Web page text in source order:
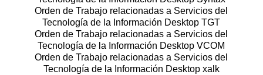
Orden de Trabajo relacionadas a Servicios del
Tecnología de la Información Desktop TGT
Orden de Trabajo relacionadas a Servicios del
Tecnología de la Información Desktop VCOM
Orden de Trabajo relacionadas a Servicios del
Tecnología de la Información Desktop xalk